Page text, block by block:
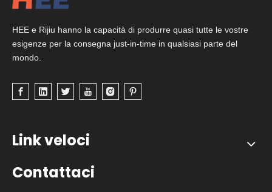
HEE e Rijiu hanno la capacità di produrre quasi tutte le vostre
esigenze per la consegna just-in-time in qualsiasi parte del
mondo.
Link veloci
Contattaci